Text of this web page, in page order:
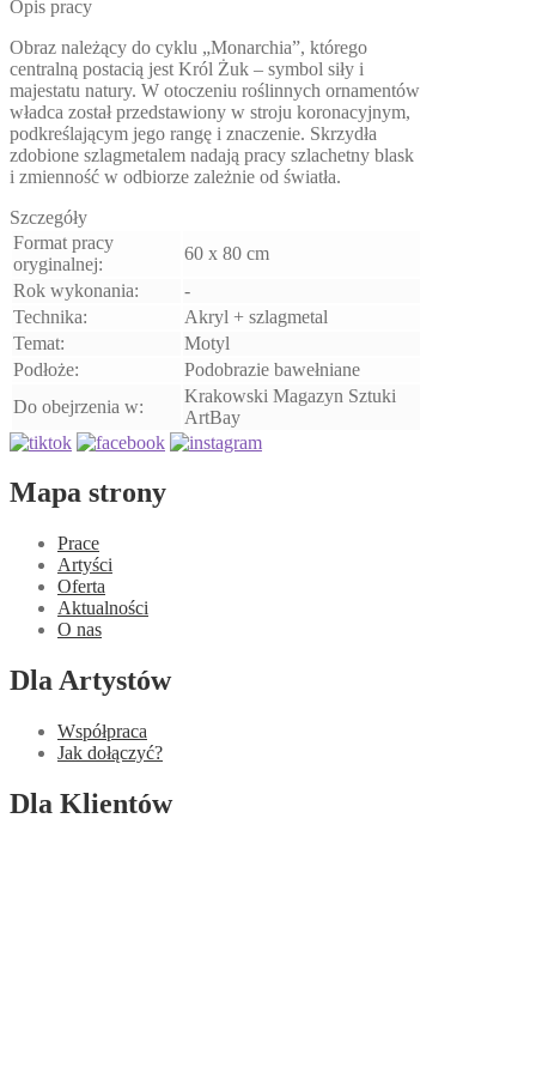
można
wybrać
na
stronie
produktu
Opis pracy
Obraz należący do cyklu „Monarchia”, którego
centralną postacią jest Król Żuk – symbol siły i
majestatu natury. W otoczeniu roślinnych ornamentów
władca został przedstawiony w stroju koronacyjnym,
podkreślającym jego rangę i znaczenie. Skrzydła
zdobione szlagmetalem nadają pracy szlachetny blask
i zmienność w odbiorze zależnie od światła.
Szczegóły
Format pracy
oryginalnej:
60 x 80 cm
Rok wykonania:
-
Technika:
Akryl + szlagmetal
Temat:
Motyl
Podłoże:
Podobrazie bawełniane
Do obejrzenia w:
Krakowski Magazyn Sztuki
ArtBay
Mapa strony
Prace
Artyści
Oferta
Aktualności
O nas
Dla Artystów
Współpraca
Jak dołączyć?
Dla Klientów